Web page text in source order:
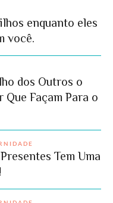
enquanto eles
você.
dos Outros o
Que Façam Para o
Tem Uma